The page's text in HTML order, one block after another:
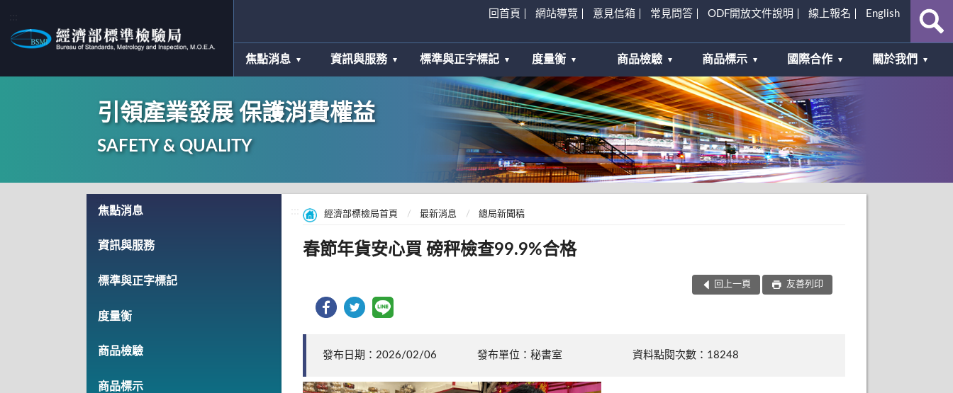
回首頁 網站導覽 意見信箱 常見問答 ODF開放文件說明 線上報名 English
焦點消息 資訊與服務 標準與正字標記 度量衡 商品檢驗 商品標示 國際合作 關於我們
引領產業發展 保護消費權益
SAFETY & QUALITY
焦點消息
資訊與服務
標準與正字標記
度量衡
商品檢驗
商品標示
經濟部標檢局首頁 最新消息 總局新聞稿
春節年貨安心買 磅秤檢查99.9%合格
回上一頁 友善列印
發布日期：2026/02/06 發布單位：秘書室 資料點閱次數：18248